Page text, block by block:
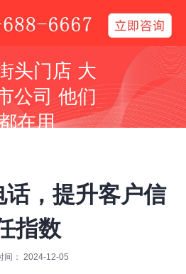
理中心
技术服务商
电话
头门店 大
公司 他们
在用
，提升客户信
指数
间： 2024-12-05